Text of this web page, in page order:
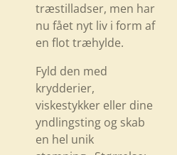
træstilladser, men har
nu fået nyt liv i form af
en flot træhylde.
Fyld den med
krydderier,
viskestykker eller dine
yndlingsting og skab
en hel unik